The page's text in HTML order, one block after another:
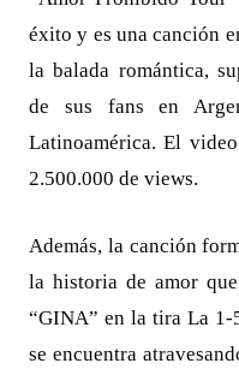
éxito y es una canción
la balada romántica,
de sus fans en
Latinoamérica. El
2.500.000 de views.
Además, la canción
la historia de amor
“GINA” en la tira La
se encuentra